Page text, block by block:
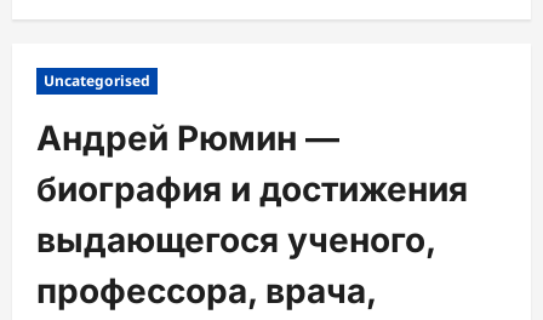
Uncategorised
Андрей Рюмин —
биография и достижения
выдающегося ученого,
профессора, врача,